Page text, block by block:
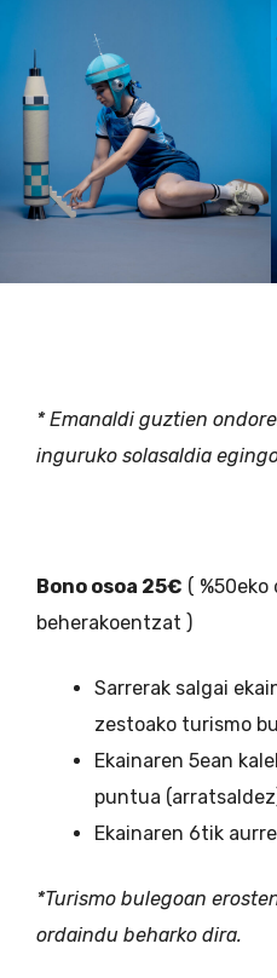
* Emanaldi guztien
inguruko solasaldia
Bono osoa 25€ (
beherakoentzat )
Sarrerak salgai
zestoako turismo
Ekainaren 5ean
puntua
Ekainaren 6tik
*Turismo bulegoan
ordaindu beharko dira.